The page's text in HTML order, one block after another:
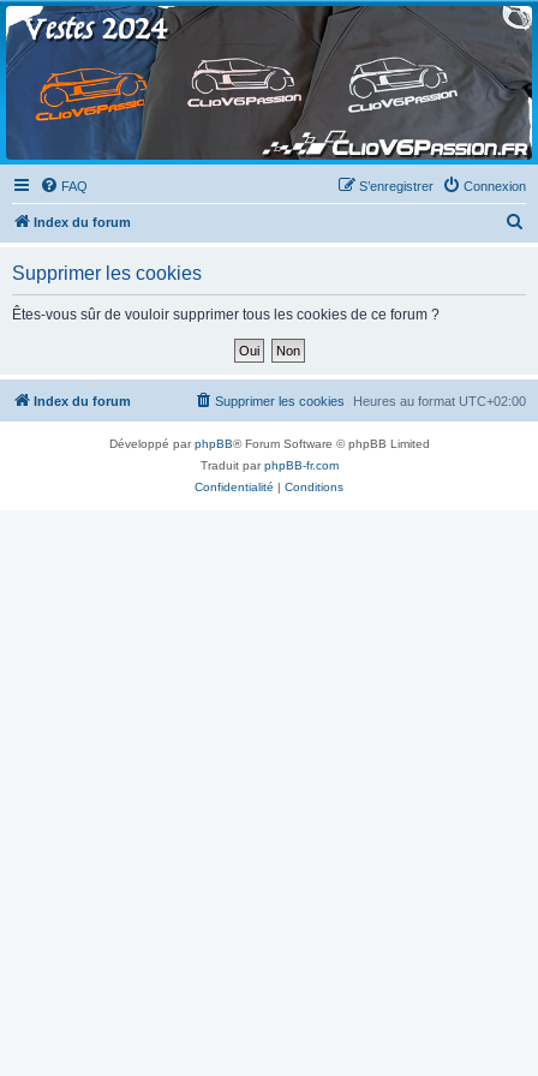
Clio V6 Passion
Le site français des passionnés de Clio V6
FAQ Connexion
S’enregistrer
Index du forum
c
h
Supprimer les cookies
Êtes-vous sûr de vouloir supprimer tous les cookies de ce forum ?
Index du forum Heures au format UTC+02:00
Supprimer les cookies
Développé parphpBB® Forum Software © phpBB Limited
Traduit parphpBB-fr.com
Confidentialité
Conditions